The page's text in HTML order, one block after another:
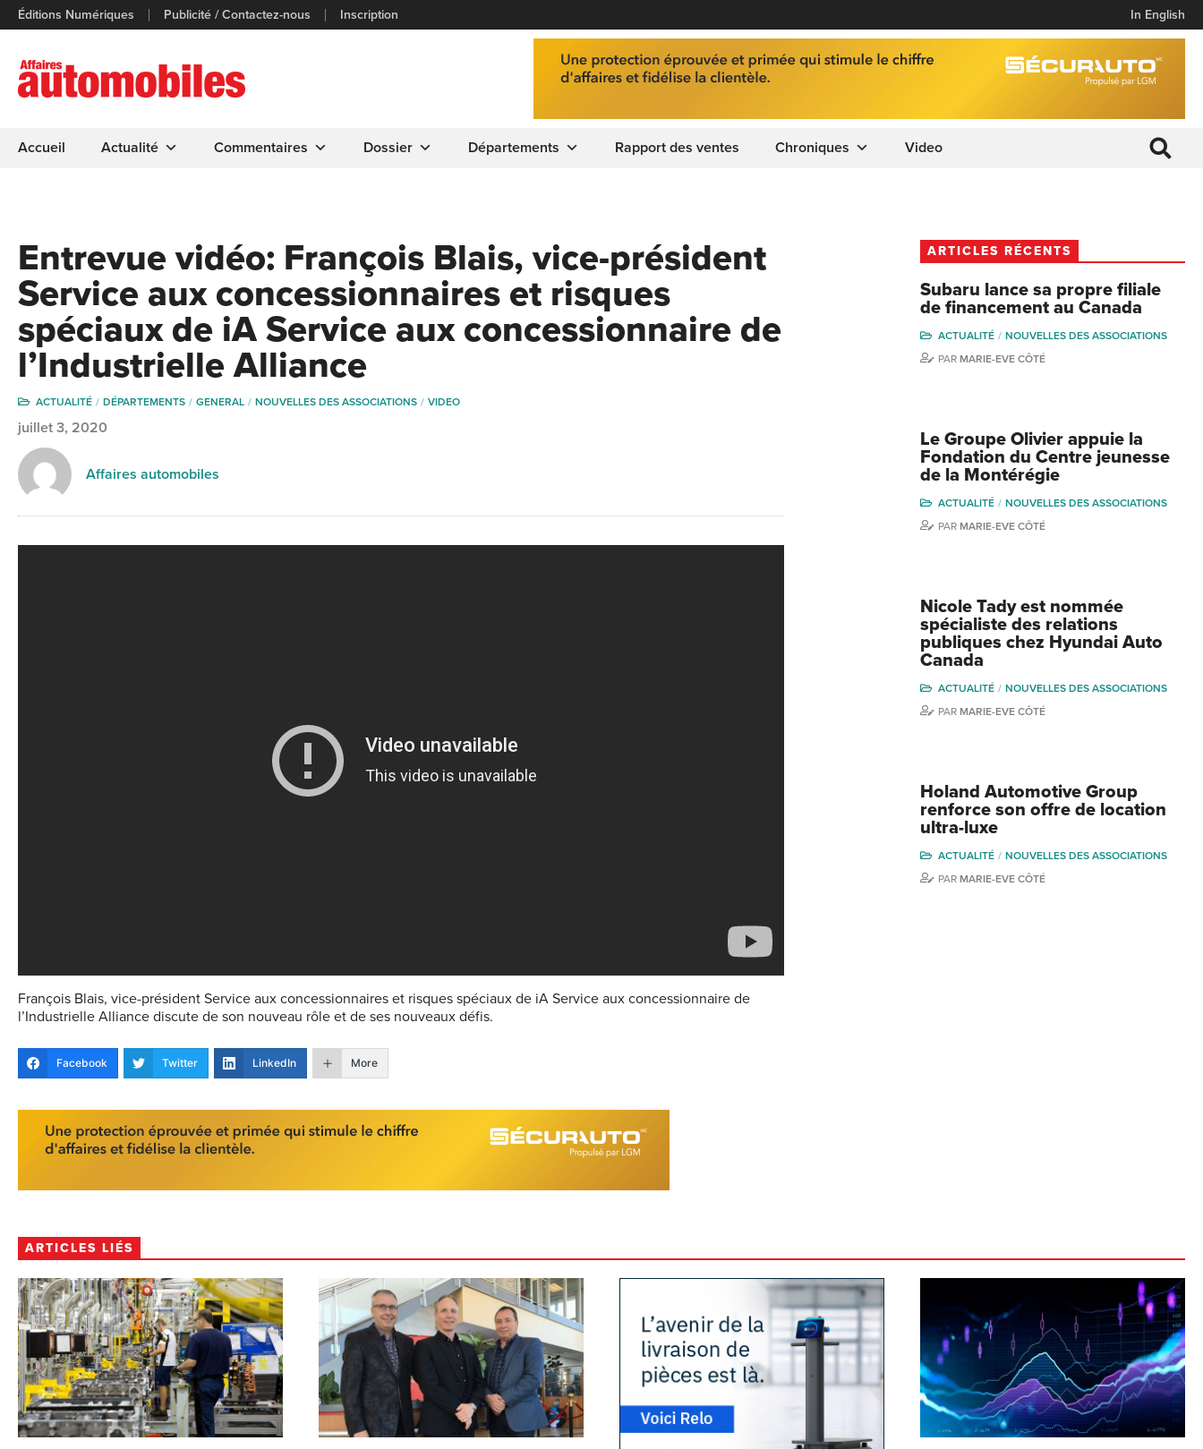
Éditions Numériques Publicité / Contactez-nous Inscription In English
Accueil Actualité Commentaires Dossier Départements Rapport des ventes Chroniques Video
Entrevue vidéo: François Blais, vice-président
Service aux concessionnaires et risques
spéciaux de iA Service aux concessionnaire de
l’Industrielle Alliance
ACTUALITÉ DÉPARTEMENTS GENERAL NOUVELLES DES ASSOCIATIONS VIDEO
juillet 3, 2020
Affaires automobiles
François Blais, vice-président Service aux concessionnaires et risques spéciaux de iA Service aux concessionnaire de
l’Industrielle Alliance discute de son nouveau rôle et de ses nouveaux défis.
Facebook Twitter LinkedIn More
ARTICLES RÉCENTS
Subaru lance sa propre filiale
de financement au Canada
ACTUALITÉ
NOUVELLES DES ASSOCIATIONS
PAR MARIE-EVE CÔTÉ
Le Groupe Olivier appuie la
Fondation du Centre jeunesse
de la Montérégie
ACTUALITÉ
NOUVELLES DES ASSOCIATIONS
PAR MARIE-EVE CÔTÉ
Nicole Tady est nommée
spécialiste des relations
publiques chez Hyundai Auto
Canada
ACTUALITÉ
NOUVELLES DES ASSOCIATIONS
PAR MARIE-EVE CÔTÉ
Holand Automotive Group
renforce son offre de location
ultra-luxe
ACTUALITÉ
NOUVELLES DES ASSOCIATIONS
PAR MARIE-EVE CÔTÉ
ARTICLES LIÉS